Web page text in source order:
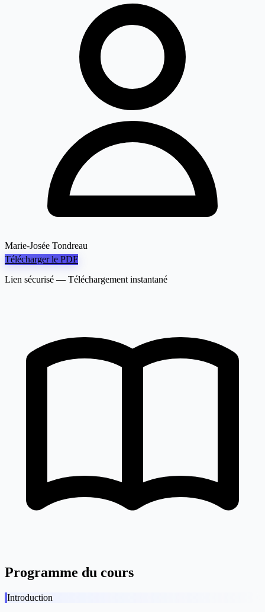
Marie-Josée Tondreau
Télécharger le PDF
Lien sécurisé — Téléchargement instantané
Programme du cours
Introduction